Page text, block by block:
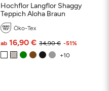
Hochflor Langflor Shaggy
Teppich Aloha Braun
Öko-Tex
34,90 €
ab 16,90 € -51%